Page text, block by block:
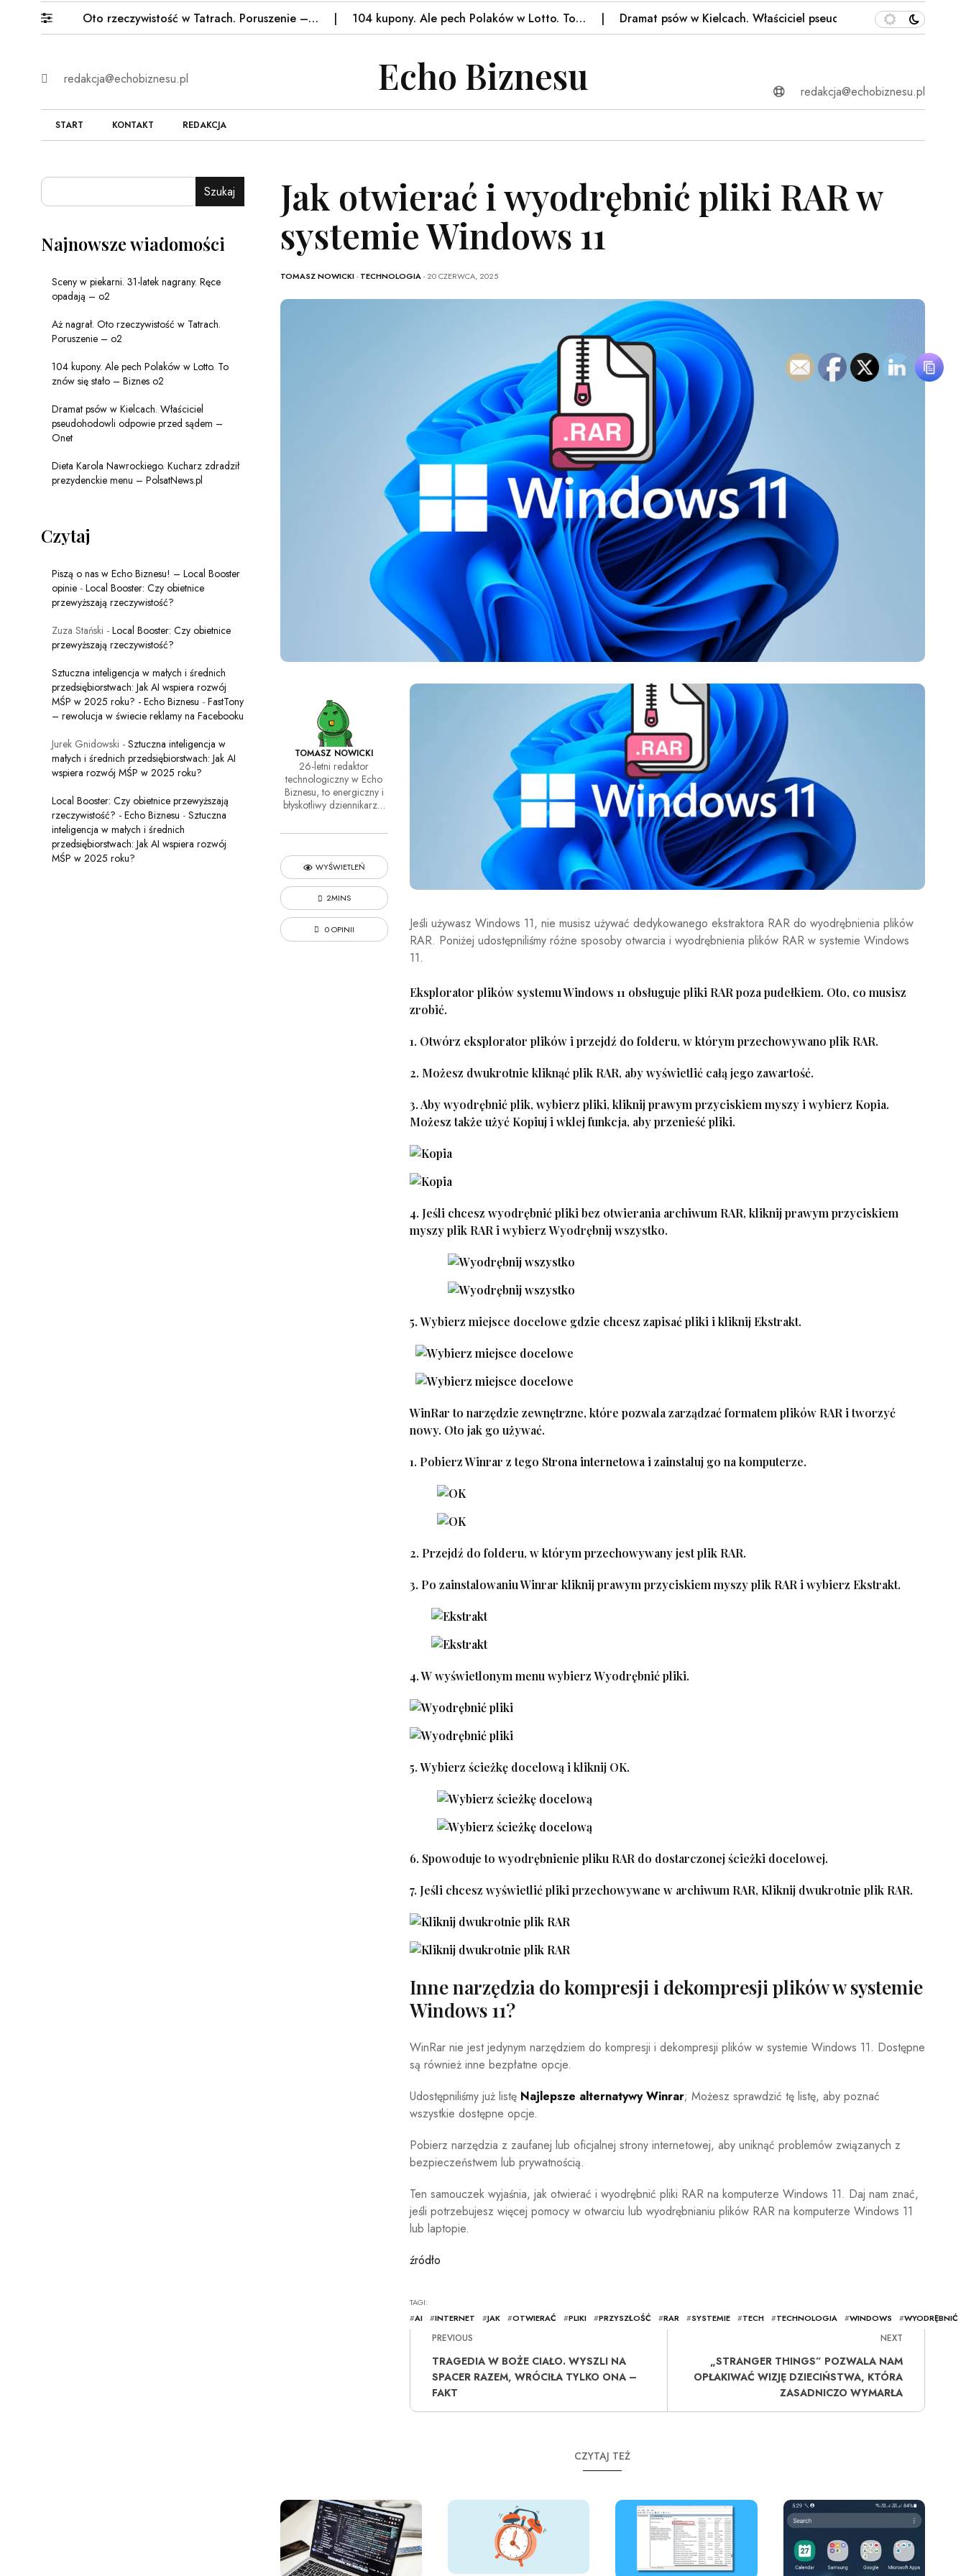
Oto rzeczywistość w Tatrach. Poruszenie –… 104 kupony. Ale pech Polaków w Lotto. To… Dramat psów w Kielcach. Właściciel pseudohodowli odpowie przed…
redakcja@echobiznesu.pl Echo Biznesu redakcja@echobiznesu.pl
START KONTAKT REDAKCJA
Jak otwierać i wyodrębnić pliki RAR w
systemie Windows 11
TOMASZ NOWICKI-TECHNOLOGIA - 20 CZERWCA, 2025
TOMASZ NOWICKI
26-letni redaktor
technologiczny w Echo
Biznesu, to energiczny i
błyskotliwy dziennikarz…
WYŚWIETLEŃ
2MINS
0 OPINII
Jeśli używasz Windows 11, nie musisz używać dedykowanego ekstraktora RAR do wyodrębnienia plików
RAR. Poniżej udostępniliśmy różne sposoby otwarcia i wyodrębnienia plików RAR w systemie Windows
11.
Eksplorator plików systemu Windows 11 obsługuje pliki RAR poza pudełkiem. Oto, co musisz
zrobić.
1. Otwórz eksplorator plików i przejdź do folderu, w którym przechowywano plik RAR.
2. Możesz dwukrotnie kliknąć plik RAR, aby wyświetlić całą jego zawartość.
3. Aby wyodrębnić plik, wybierz pliki, kliknij prawym przyciskiem myszy i wybierz Kopia.
Możesz także użyć Kopiuj i wklejfunkcja, aby przenieść pliki.
4. Jeśli chcesz wyodrębnić pliki bez otwierania archiwum RAR, kliknij prawym przyciskiem
myszy plik RAR i wybierzWyodrębnij wszystko.
5.Wybierz miejsce docelowe gdzie chcesz zapisać pliki i kliknij Ekstrakt.
WinRar to narzędzie zewnętrzne, które pozwala zarządzać formatem plików RAR i tworzyć
nowy. Oto jak go używać.
1. Pobierz Winrar z tego Strona internetowai zainstaluj go na komputerze.
2. Przejdź do folderu, w którym przechowywany jest plik RAR.
3. Po zainstalowaniu Winrar kliknij prawym przyciskiem myszy plik RAR i wybierz Ekstrakt.
4. W wyświetlonym menu wybierzWyodrębnić pliki.
5.Wybierz ścieżkę docelową i kliknij OK.
6. Spowoduje to wyodrębnienie pliku RAR do dostarczonej ścieżki docelowej.
7. Jeśli chcesz wyświetlić pliki przechowywane w archiwum RAR, Kliknij dwukrotnie plik RAR.
Inne narzędzia do kompresji i dekompresji plików w systemie
Windows 11?
WinRar nie jest jedynym narzędziem do kompresji i dekompresji plików w systemie Windows 11. Dostępne
są również inne bezpłatne opcje.
Udostępniliśmy już listę Najlepsze alternatywy Winrar; Możesz sprawdzić tę listę, aby poznać
wszystkie dostępne opcje.
Pobierz narzędzia z zaufanej lub oficjalnej strony internetowej, aby uniknąć problemów związanych z
bezpieczeństwem lub prywatnością.
Ten samouczek wyjaśnia, jak otwierać i wyodrębnić pliki RAR na komputerze Windows 11. Daj nam znać,
jeśli potrzebujesz więcej pomocy w otwarciu lub wyodrębnianiu plików RAR na komputerze Windows 11
lub laptopie.
źródło
TAGI:
#AI #INTERNET #JAK #OTWIERAĆ #PLIKI #PRZYSZŁOŚĆ #RAR #SYSTEMIE #TECH #TECHNOLOGIA #WINDOWS #WYODRĘBNIĆ
PREVIOUS
TRAGEDIA W BOŻE CIAŁO. WYSZLI NA
SPACER RAZEM, WRÓCIŁA TYLKO ONA –
FAKT
NEXT
„STRANGER THINGS” POZWALA NAM
OPŁAKIWAĆ WIZJĘ DZIECIŃSTWA, KTÓRA
ZASADNICZO WYMARŁA
CZYTAJ TEŻ
Szukaj
Najnowsze wiadomości
Sceny w piekarni. 31-latek nagrany. Ręce
opadają – o2
Aż nagrał. Oto rzeczywistość w Tatrach.
Poruszenie – o2
104 kupony. Ale pech Polaków w Lotto. To
znów się stało – Biznes o2
Dramat psów w Kielcach. Właściciel
pseudohodowli odpowie przed sądem –
Onet
Dieta Karola Nawrockiego. Kucharz zdradził
prezydenckie menu – PolsatNews.pl
Czytaj
Piszą o nas w Echo Biznesu! – Local Booster
opinie - Local Booster: Czy obietnice
przewyższają rzeczywistość?
Zuza Stański - Local Booster: Czy obietnice
przewyższają rzeczywistość?
Sztuczna inteligencja w małych i średnich
przedsiębiorstwach: Jak AI wspiera rozwój
MŚP w 2025 roku? - Echo Biznesu - FastTony
– rewolucja w świecie reklamy na Facebooku
Jurek Gnidowski - Sztuczna inteligencja w
małych i średnich przedsiębiorstwach: Jak AI
wspiera rozwój MŚP w 2025 roku?
Local Booster: Czy obietnice przewyższają
rzeczywistość? - Echo Biznesu - Sztuczna
inteligencja w małych i średnich
przedsiębiorstwach: Jak AI wspiera rozwój
MŚP w 2025 roku?